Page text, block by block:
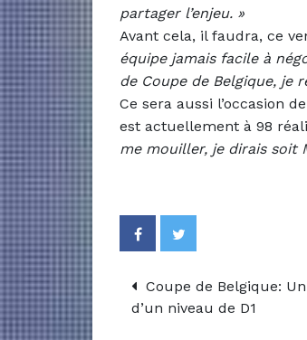
partager l’enjeu. »
Avant cela, il faudra, ce
équipe jamais facile à
de Coupe de Belgique, je
Ce sera aussi l’occasion
est actuellement à 98
me mouiller, je dirais soit
Coupe de Belgique:
d’un niveau de D1